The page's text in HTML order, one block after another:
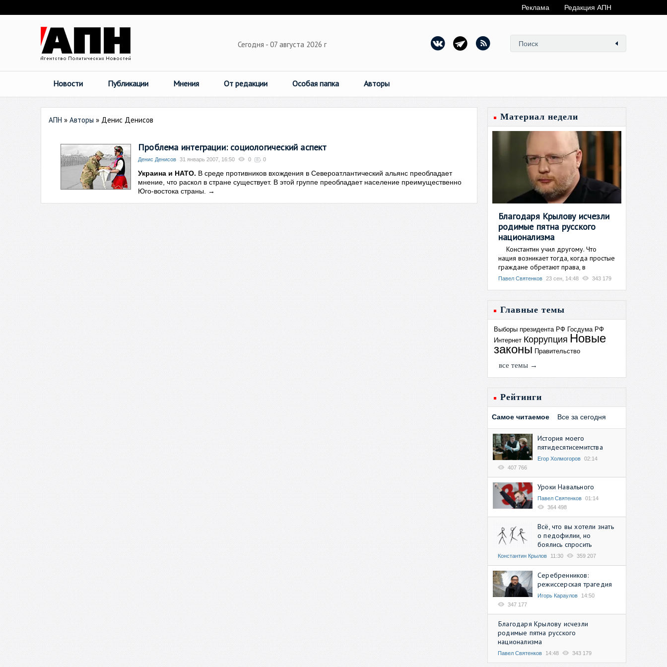
Реклама Редакция АПН
Сегодня - 07 августа 2026 г
Новости Публикации Мнения От редакции Особая папка Авторы
АПН » Авторы » Денис Денисов
Проблема интеграции: социологический аспект
Денис Денисов 31 январь 2007, 16:50 0 0
Украина и НАТО. В среде противников вхождения в Североатлантический альянс преобладает
мнение, что раскол в стране существует. В этой группе преобладает население преимущественно
Юго-востока страны.
→
Материал недели
Благодаря Крылову исчезли
родимые пятна русского
национализма
Константин учил другому. Что
нация возникает тогда, когда простые
граждане обретают права, в
Павел Святенков 23 сен, 14:48 343 179
Главные темы
Выборы президента РФ Госдума РФ
Интернет Коррупция Новые
законы Правительство
все темы →
Рейтинги
Самое читаемое Все за сегодня
История моего
пятидесятисемитства
Егор Холмогоров 02:14
407 766
Уроки Навального
Павел Святенков 01:14
364 498
Всё, что вы хотели знать
о педофилии, но
боялись спросить
Константин Крылов 11:30 359 207
Серебренников:
режиссерская трагедия
Игорь Караулов
14:50
347 177
Благодаря Крылову исчезли
родимые пятна русского
национализма
Павел Святенков 14:48 343 179